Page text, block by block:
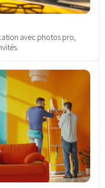
avec photos pro,